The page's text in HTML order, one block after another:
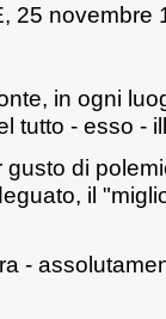
25 novembre
in ogni
tutto - esso -
di
il
-